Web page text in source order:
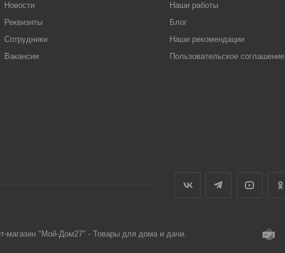
Новости
Реквизиты
Сотрудники
Вакансии
Наши работы
Блог
Наши рекомендации
Пользовательское соглашение
магазин "Мой-Дом27" - Товары для дома и дачи.